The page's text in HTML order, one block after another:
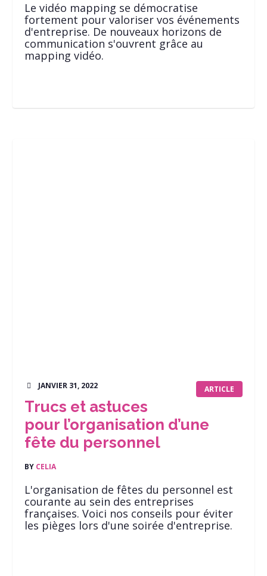
Le vidéo mapping se démocratise
fortement pour valoriser vos événements
d'entreprise. De nouveaux horizons de
communication s'ouvrent grâce au
mapping vidéo.
ARTICLE
JANVIER 31, 2022
Trucs et astuces
pour l’organisation d’une
fête du personnel
BY CELIA
L'organisation de fêtes du personnel est
courante au sein des entreprises
françaises. Voici nos conseils pour éviter
les pièges lors d'une soirée d'entreprise.